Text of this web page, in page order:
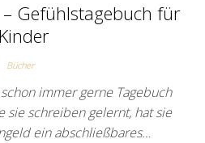
Gefühlstagebuch für
Kinder
Bücher
immer gerne Tagebuch
sie schreiben gelernt, hat sie
ein abschließbares…